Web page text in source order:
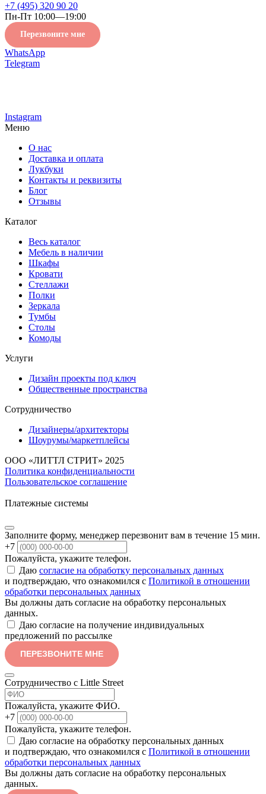
+7 (495) 320 90 20
Пн-Пт 10:00—19:00
Перезвоните мне
WhatsApp
Telegram
Instagram
Меню
О нас
Доставка и оплата
Лукбуки
Контакты и реквизиты
Блог
Отзывы
Каталог
Весь каталог
Мебель в наличии
Шкафы
Кровати
Стеллажи
Полки
Зеркала
Тумбы
Столы
Комоды
Услуги
Дизайн проекты под ключ
Общественные пространства
Сотрудничество
Дизайнеры/архитекторы
Шоурумы/маркетплейсы
ООО «ЛИТТЛ СТРИТ» 2025
Политика конфиденциальности
Пользовательское соглашение
Платежные системы
Заполните форму, менеджер перезвонит вам в течение 15 мин.
+7
Пожалуйста, укажите телефон.
Даю согласие на обработку персональных данных
и подтверждаю, что ознакомился с Политикой в отношении
обработки персональных данных
Вы должны дать согласие на обработку персональных
данных.
Даю согласие на получение индивидуальных
предложений по рассылке
ПЕРЕЗВОНИТЕ МНЕ
Сотрудничество с Little Street
Пожалуйста, укажите ФИО.
+7
Пожалуйста, укажите телефон.
Даю согласие на обработку персональных данных
и подтверждаю, что ознакомился с Политикой в отношении
обработки персональных данных
Вы должны дать согласие на обработку персональных
данных.